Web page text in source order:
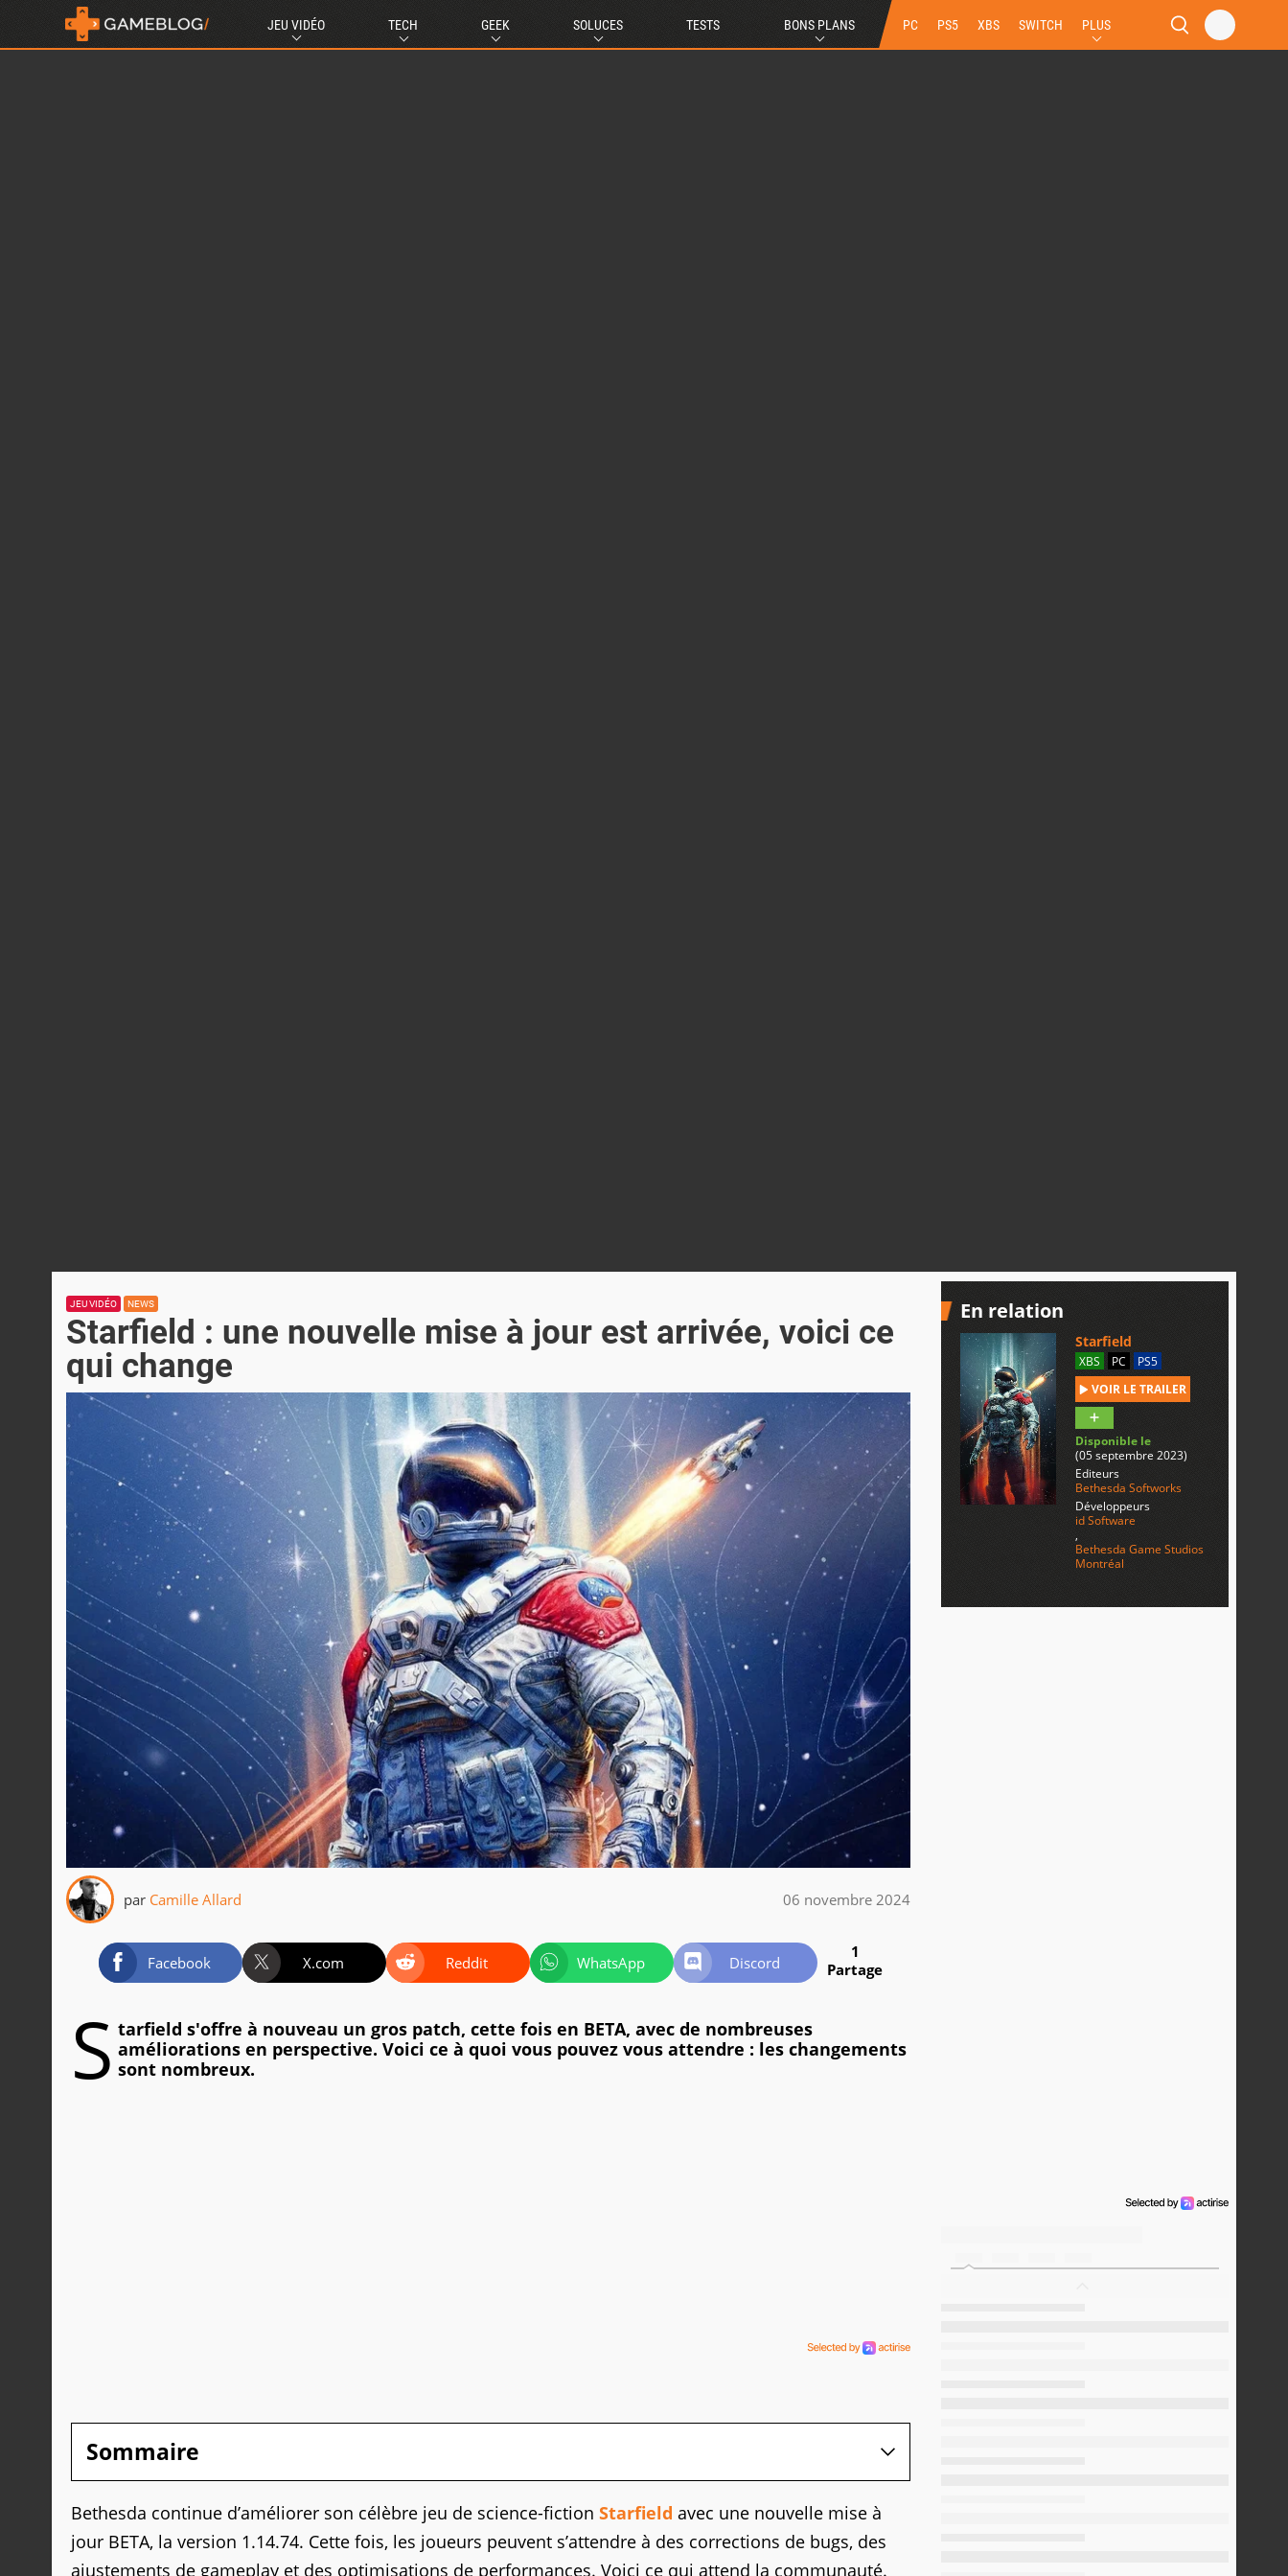
JEU VIDÉO TECH GEEK SOLUCES TESTS BONS PLANS PC PS5 XBS SWITCH PLUS
JEU VIDÉO NEWS
Starfield : une nouvelle mise à jour est arrivée, voici ce
qui change
par Camille Allard 06 novembre 2024
Facebook X.com Reddit WhatsApp Discord
1
Partage
S tarfield s'offre à nouveau un gros patch, cette fois en BETA, avec de nombreuses
améliorations en perspective. Voici ce à quoi vous pouvez vous attendre : les changements
sont nombreux.
Sommaire
Bethesda continue d’améliorer son célèbre jeu de science-fiction Starfield avec une nouvelle mise à
jour BETA, la version 1.14.74. Cette fois, les joueurs peuvent s’attendre à des corrections de bugs, des
ajustements de gameplay et des optimisations de performances. Voici ce qui attend la communauté.
En relation
Starfield
XBS PC
PS5
VOIR LE TRAILER
Disponible le
(05 septembre 2023)
Editeurs
Bethesda Softworks
Développeurs
id Software
,
Bethesda Game Studios
Montréal